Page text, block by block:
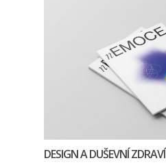
DESIGN A DUŠEVNÍ ZDRAVÍ